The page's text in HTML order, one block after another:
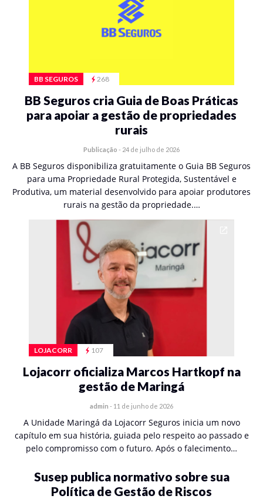
BB SEGUROS 268
BB Seguros cria Guia de Boas Práticas
para apoiar a gestão de propriedades
rurais
Publicação - 24 de julho de 2026
A BB Seguros disponibiliza gratuitamente o Guia BB Seguros
para uma Propriedade Rural Protegida, Sustentável e
Produtiva, um material desenvolvido para apoiar produtores
rurais na gestão da propriedade.…
LOJACORR 107
Lojacorr oficializa Marcos Hartkopf na
gestão de Maringá
admin - 11 de junho de 2026
A Unidade Maringá da Lojacorr Seguros inicia um novo
capítulo em sua história, guiada pelo respeito ao passado e
pelo compromisso com o futuro. Após o falecimento…
Susep publica normativo sobre sua
Política de Gestão de Riscos